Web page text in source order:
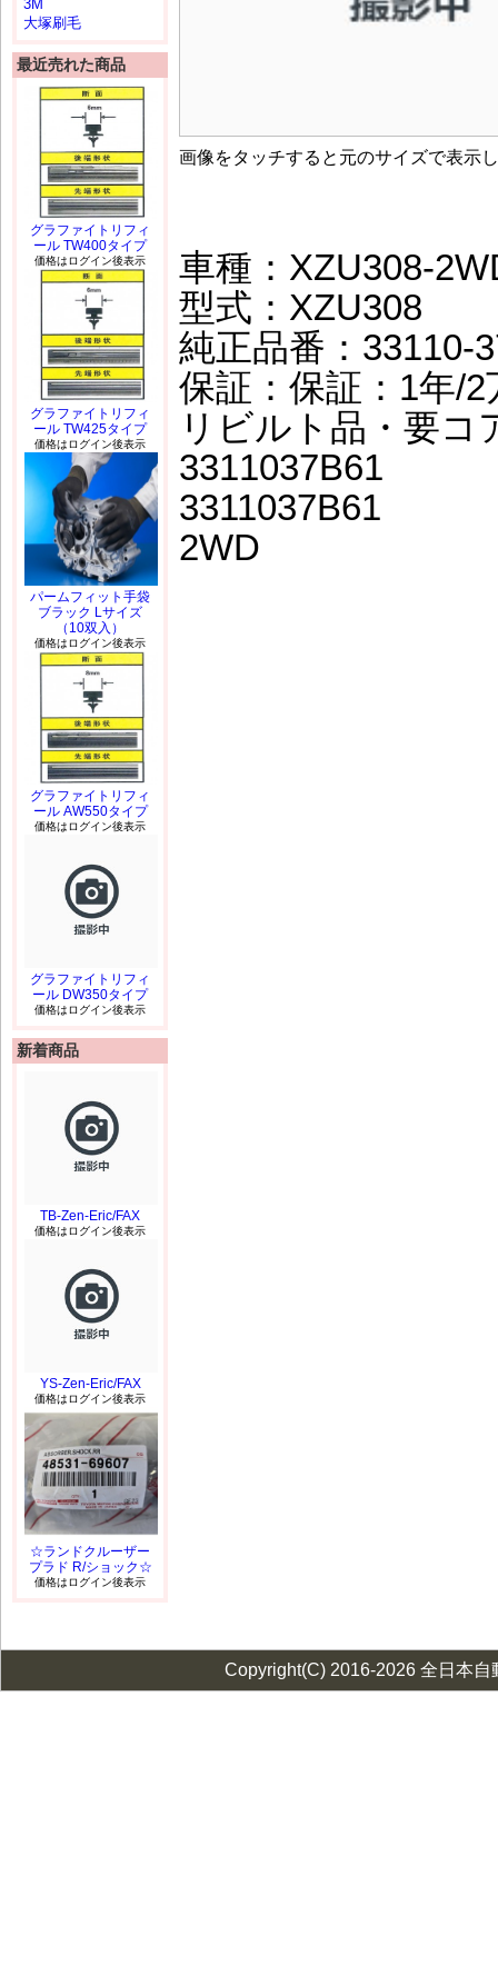
画像をタッチすると元のサイズで表示
車種：XZU308-
型式：XZU308
純正品番：33110-
保証：保証：1年/
リビルト品・要コ
3311037B61
3311037B61
2WD
3M
大塚刷毛
最近売れた商品
グラファイトリフィ
ール TW400タイプ
価格はログイン後表示
グラファイトリフィ
ール TW425タイプ
価格はログイン後表示
パームフィット手袋
ブラック Lサイズ
（10双入）
価格はログイン後表示
グラファイトリフィ
ール AW550タイプ
価格はログイン後表示
グラファイトリフィ
ール DW350タイプ
価格はログイン後表示
新着商品
TB-Zen-Eric/FAX
価格はログイン後表示
YS-Zen-Eric/FAX
価格はログイン後表示
☆ランドクルーザー
プラド R/ショック☆
価格はログイン後表示
Copyright(C) 2016-2026 全日本